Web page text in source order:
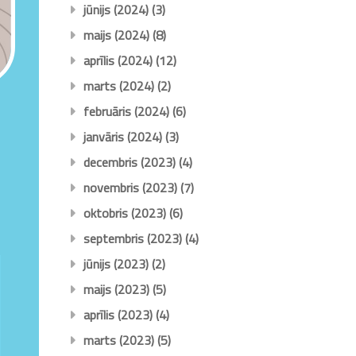
jūnijs (2024)(3)
maijs (2024)(8)
aprīlis (2024)(12)
marts (2024)(2)
februāris (2024)(6)
janvāris (2024)(3)
decembris (2023)(4)
novembris (2023)(7)
oktobris (2023)(6)
septembris (2023)(4)
jūnijs (2023)(2)
maijs (2023)(5)
aprīlis (2023)(4)
marts (2023)(5)